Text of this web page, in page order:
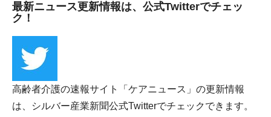
最新ニュース更新情報は、公式Twitterでチェッ
ク！
高齢者介護の速報サイト「ケアニュース」の更新情報
は、シルバー産業新聞公式Twitterでチェックできます。